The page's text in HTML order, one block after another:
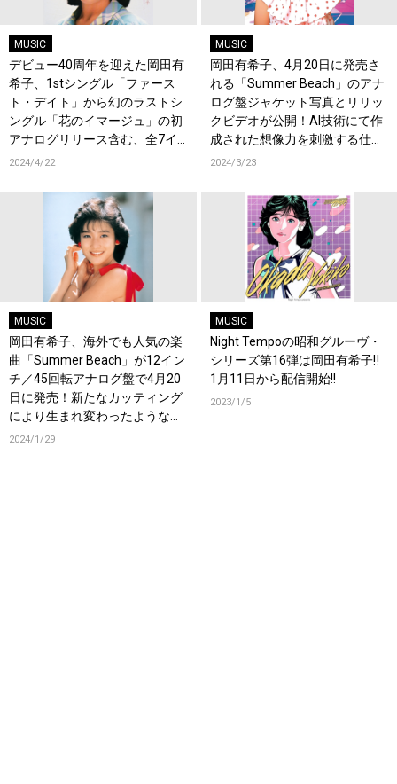
MUSIC
デビュー40周年を迎えた岡田有
希子、1stシングル「ファース
ト・デイト」から幻のラストシ
ングル「花のイマージュ」の初
アナログリリース含む、全7イ
ンチシングル9枚をカラーヴァ
ートBOXの発売が決定！
2024/4/22
MUSIC
岡田有希子、4月20日に発売さ
れる「Summer Beach」のアナ
ログ盤ジャケット写真とリリッ
クビデオが公開！AI技術にて作
成された想像力を刺激する仕上
がり！
2024/3/23
MUSIC
岡田有希子、海外でも人気の楽
曲「Summer Beach」が12イン
チ／45回転アナログ盤で4月20
日に発売！新たなカッティング
により生まれ変わったような音
像に！
2024/1/29
MUSIC
Night Tempoの昭和グルーヴ・
シリーズ第16弾は岡田有希子‼
1月11日から配信開始!!
2023/1/5